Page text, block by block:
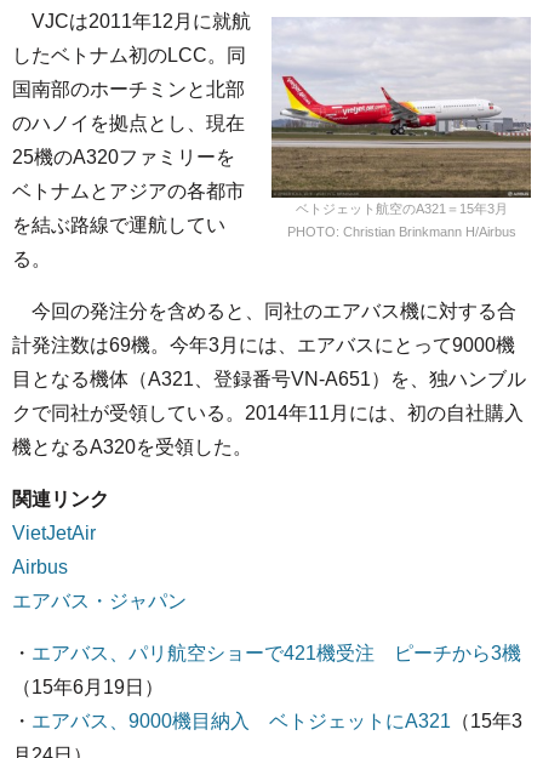
ベトジェット航空のA321＝15年3月
PHOTO: Christian Brinkmann H/Airbus
VJCは2011年12月に就航
したベトナム初のLCC。同
国南部のホーチミンと北部
のハノイを拠点とし、現在
25機のA320ファミリーを
ベトナムとアジアの各都市
を結ぶ路線で運航してい
る。
今回の発注分を含めると、同社のエアバス機に対する合
計発注数は69機。今年3月には、エアバスにとって9000機
目となる機体（A321、登録番号VN-A651）を、独ハンブル
クで同社が受領している。2014年11月には、初の自社購入
機となるA320を受領した。
関連リンク
VietJetAir
Airbus
エアバス・ジャパン
・ エアバス、パリ航空ショーで421機受注 ピーチから3機
（15年6月19日）
・ エアバス、9000機目納入 ベトジェットにA321 （15年3